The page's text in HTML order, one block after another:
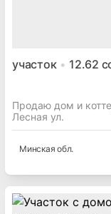
участок 12.62
Продаю дом и
Лесная ул.
Минская обл.